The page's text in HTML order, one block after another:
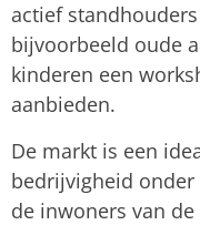
actief
bijvoorbeeld oude
kinderen een
aanbieden.
De markt is een
bedrijvigheid onder
de inwoners van